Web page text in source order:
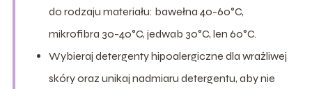
do rodzaju materiału: bawełna 40-60°C,
mikrofibra 30-40°C, jedwab 30°C, len 60°C.
Wybieraj detergenty hipoalergiczne dla wrażliwej
skóry oraz unikaj nadmiaru detergentu, aby nie